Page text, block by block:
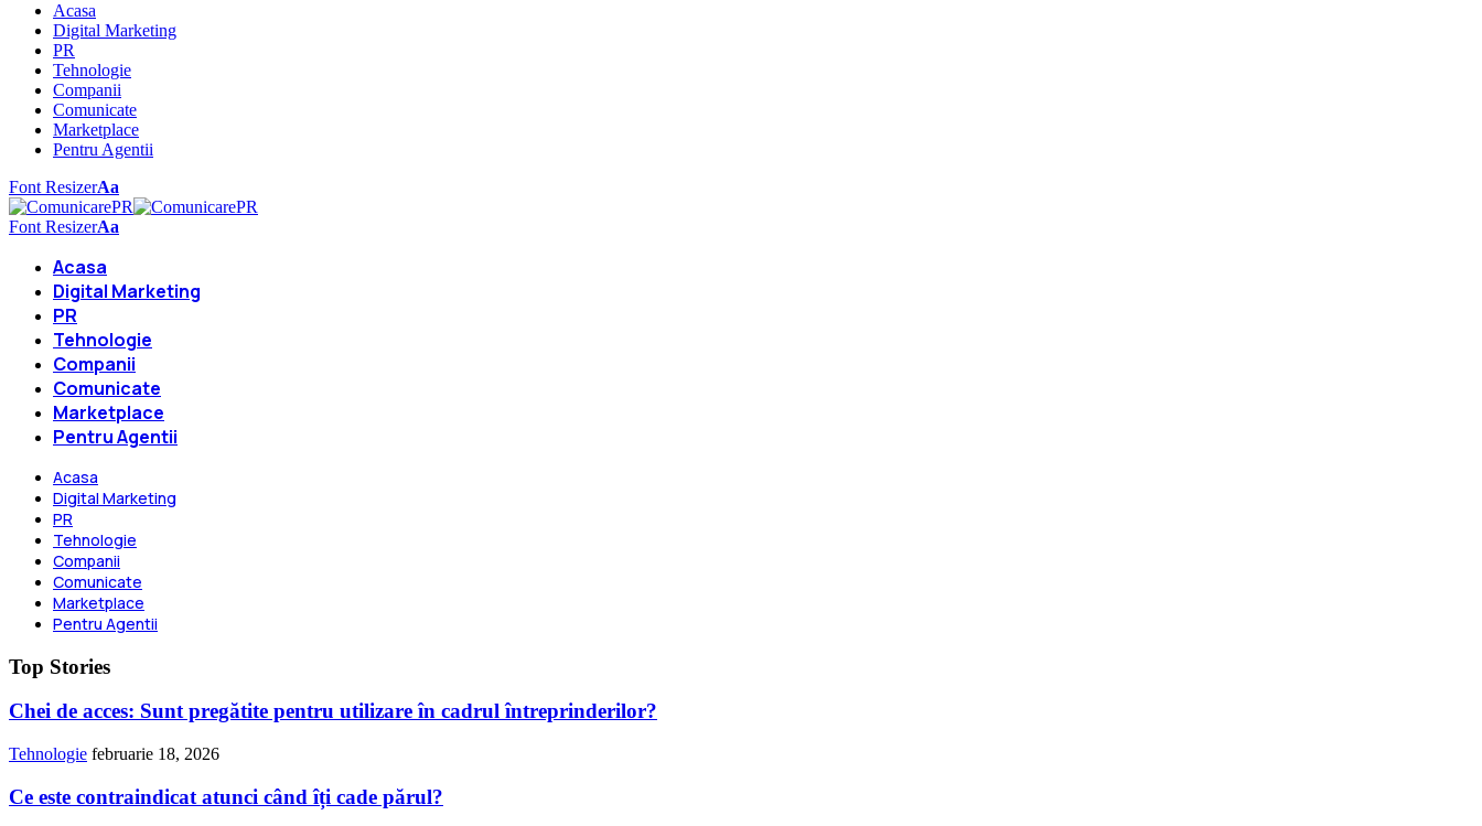
Acasa
Digital Marketing
PR
Tehnologie
Companii
Comunicate
Marketplace
Pentru Agentii
Font ResizerAa
Font ResizerAa
Acasa
Digital Marketing
PR
Tehnologie
Companii
Comunicate
Marketplace
Pentru Agentii
Acasa
Digital Marketing
PR
Tehnologie
Companii
Comunicate
Marketplace
Pentru Agentii
Top Stories
Chei de acces: Sunt pregătite pentru utilizare în cadrul întreprinderilor?
Tehnologie februarie 18, 2026
Ce este contraindicat atunci când îți cade părul?